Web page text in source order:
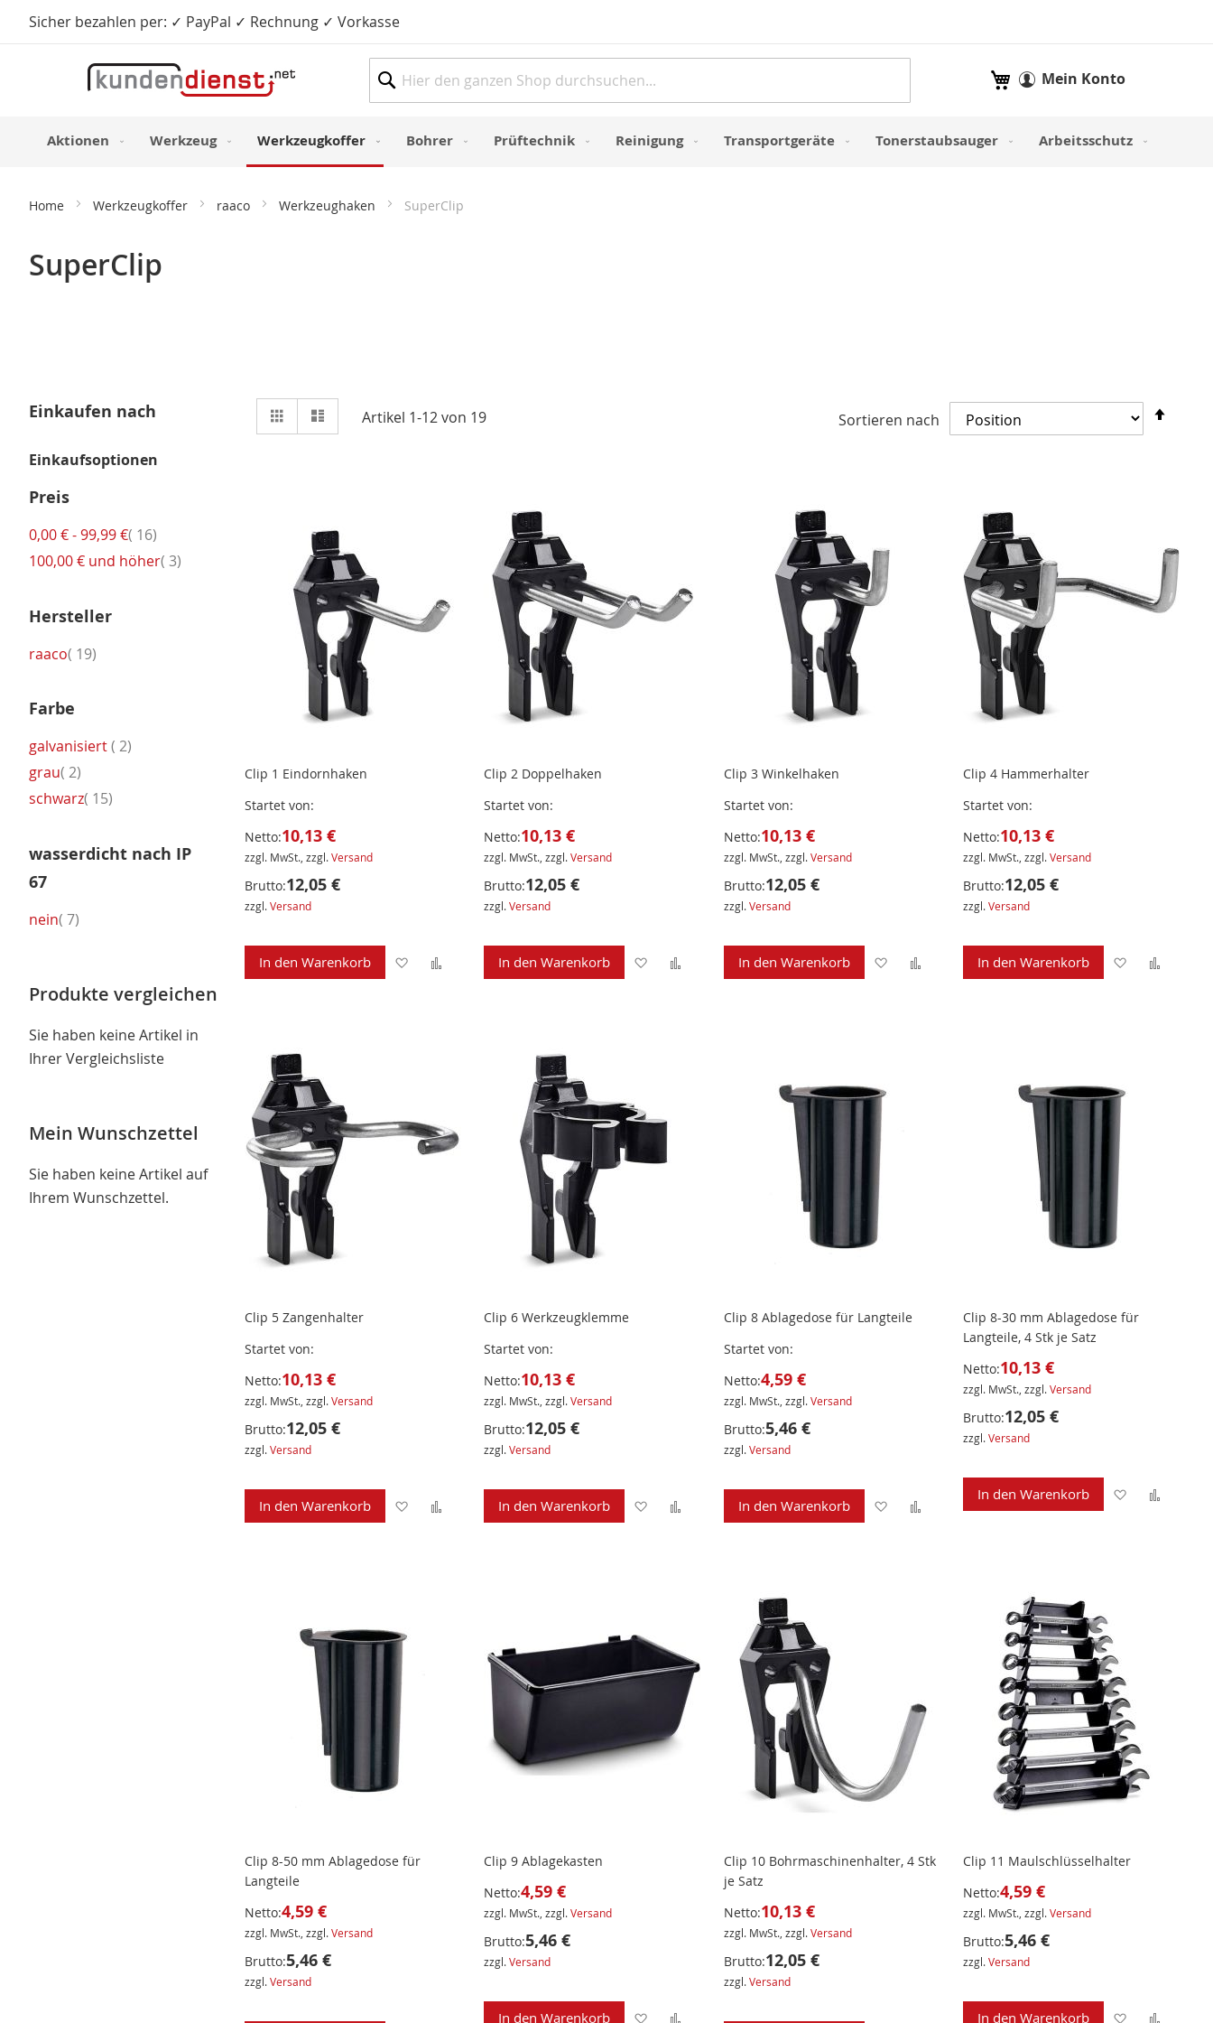
Sicher bezahlen per: ✓ PayPal ✓ Rechnung ✓ VorkasseDirekt
Mein Warenkorb
Mein Konto
Aktionen Werkzeug Werkzeugkoffer Bohrer Prüftechnik Reinigung Transportgeräte Tonerstaubsauger Arbeitsschutz
Home Werkzeugkoffer raaco Werkzeughaken SuperClip
SuperClip
Ansicht
als
Raster Artikel 1-12von 19 Sortieren nach
Clip 1 Eindornhaken
Startet von
Netto:10,13 €
zzgl. MwSt., zzgl.Versand
Brutto:12,05 €
zzgl.Versand
In den Warenkorb
Zur
Clip 2 Doppelhaken
Startet von
Netto:10,13 €
zzgl. MwSt., zzgl.Versand
Brutto:12,05 €
zzgl.Versand
In den Warenkorb
Zur
Clip 3 Winkelhaken
Startet von
Netto:10,13 €
zzgl. MwSt., zzgl.Versand
Brutto:12,05 €
zzgl.Versand
In den Warenkorb
Zur
Clip 4 Hammerhalter
Startet von
Netto:10,13 €
zzgl. MwSt., zzgl.Versand
Brutto:12,05 €
zzgl.Versand
In den Warenkorb
Zur
Clip 5 Zangenhalter
Startet von
Netto:10,13 €
zzgl. MwSt., zzgl.Versand
Brutto:12,05 €
zzgl.Versand
In den Warenkorb
Zur
Clip 6 Werkzeugklemme
Startet von
Netto:10,13 €
zzgl. MwSt., zzgl.Versand
Brutto:12,05 €
zzgl.Versand
In den Warenkorb
Zur
Clip 8 Ablagedose für Langteile
Startet von
Netto:4,59 €
zzgl. MwSt., zzgl.Versand
Brutto:5,46 €
zzgl.Versand
In den Warenkorb
Zur
Clip 8-30 mm Ablagedose für
Langteile, 4 Stk je Satz
Netto:10,13 €
zzgl. MwSt., zzgl.Versand
Brutto:12,05 €
zzgl.Versand
In den Warenkorb
Zur
Clip 8-50 mm Ablagedose für
Langteile
Netto:4,59 €
zzgl. MwSt., zzgl.Versand
Brutto:5,46 €
zzgl.Versand
Clip 9 Ablagekasten
Netto:4,59 €
zzgl. MwSt., zzgl.Versand
Brutto:5,46 €
zzgl.Versand
In den Warenkorb
Zur
Clip 10 Bohrmaschinenhalter, 4 Stk
je Satz
Netto:10,13 €
zzgl. MwSt., zzgl.Versand
Brutto:12,05 €
zzgl.Versand
Clip 11 Maulschlüsselhalter
Netto:4,59 €
zzgl. MwSt., zzgl.Versand
Brutto:5,46 €
zzgl.Versand
In den Warenkorb
Zur
Einkaufen nach
Einkaufsoptionen
Preis
0,00 €-99,99 € 16Artikel
100,00 € und höher 3Artikel
Hersteller
raaco 19Artikel
Farbe
galvanisiert 2Artikel
grau 2Artikel
schwarz 15Artikel
wasserdicht nach IP
67
nein 7Artikel
Produkte vergleichen
Sie haben keine Artikel in
Ihrer Vergleichsliste
Mein Wunschzettel
Sie haben keine Artikel auf
Ihrem Wunschzettel.